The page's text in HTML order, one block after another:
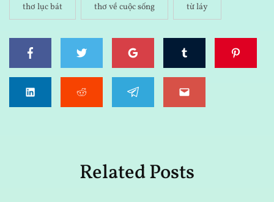
thơ lục bát thơ về cuộc sống từ láy
Related Posts